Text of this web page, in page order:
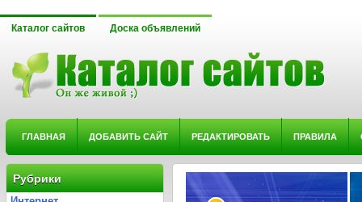
Каталог сайтов Доска объявлений
ГЛАВНАЯ ДОБАВИТЬ САЙТ РЕДАКТИРОВАТЬ ПРАВИЛА
Рубрики